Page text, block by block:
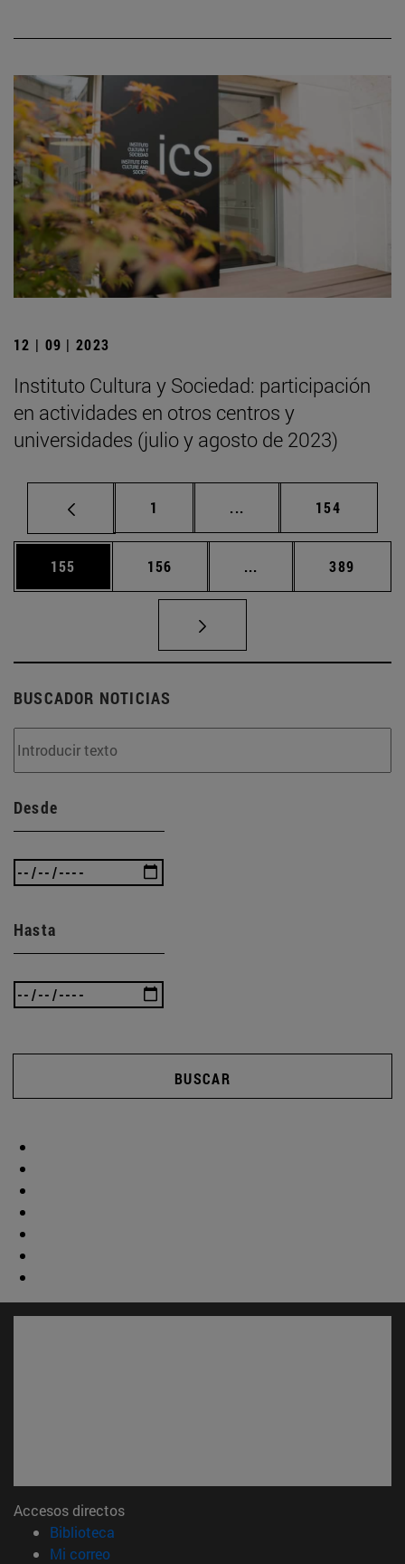
12 | 09 | 2023
Instituto Cultura y Sociedad: participación
en actividades en otros centros y
universidades (julio y agosto de 2023)
Página
1 ... Páginas intermedias
Página
154
Página
155 Página
156 ... Páginas intermedias
Página
389
BUSCADOR NOTICIAS
Desde
Hasta
BUSCAR
Accesos directos
Biblioteca
Mi correo(abre en nueva ventana)